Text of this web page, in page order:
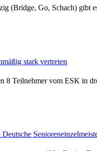
(Bridge, Go, Schach) gibt
stark vertreten
8 Teilnehmer vom ESK in